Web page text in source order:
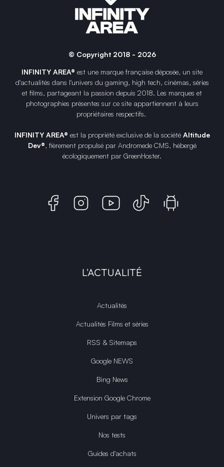
© Copyright 2018 - 2026
INFINITY AREA® est une marque française déposée, un site
d'actualités dans l'univers du gaming, high tech, cinémas, séries
et films, partageant la passion depuis 2018. Les marques et
photographies présentes sur ce site appartiennent à leurs
propriétaires respectifs.
INFINITY AREA® est la propriété exclusive de la société Altitude
Dev®, fièrement propulsé par Andromede CMS, hébergé
écologiquement par GreenHoster.
L'ACTUALITÉ
Actualités
Actualités Films et séries
RSS & Sitemaps
Google NEWS
Bing News
Extension Google Chrome
Univers par tags
Nos tests
Guides d'achats